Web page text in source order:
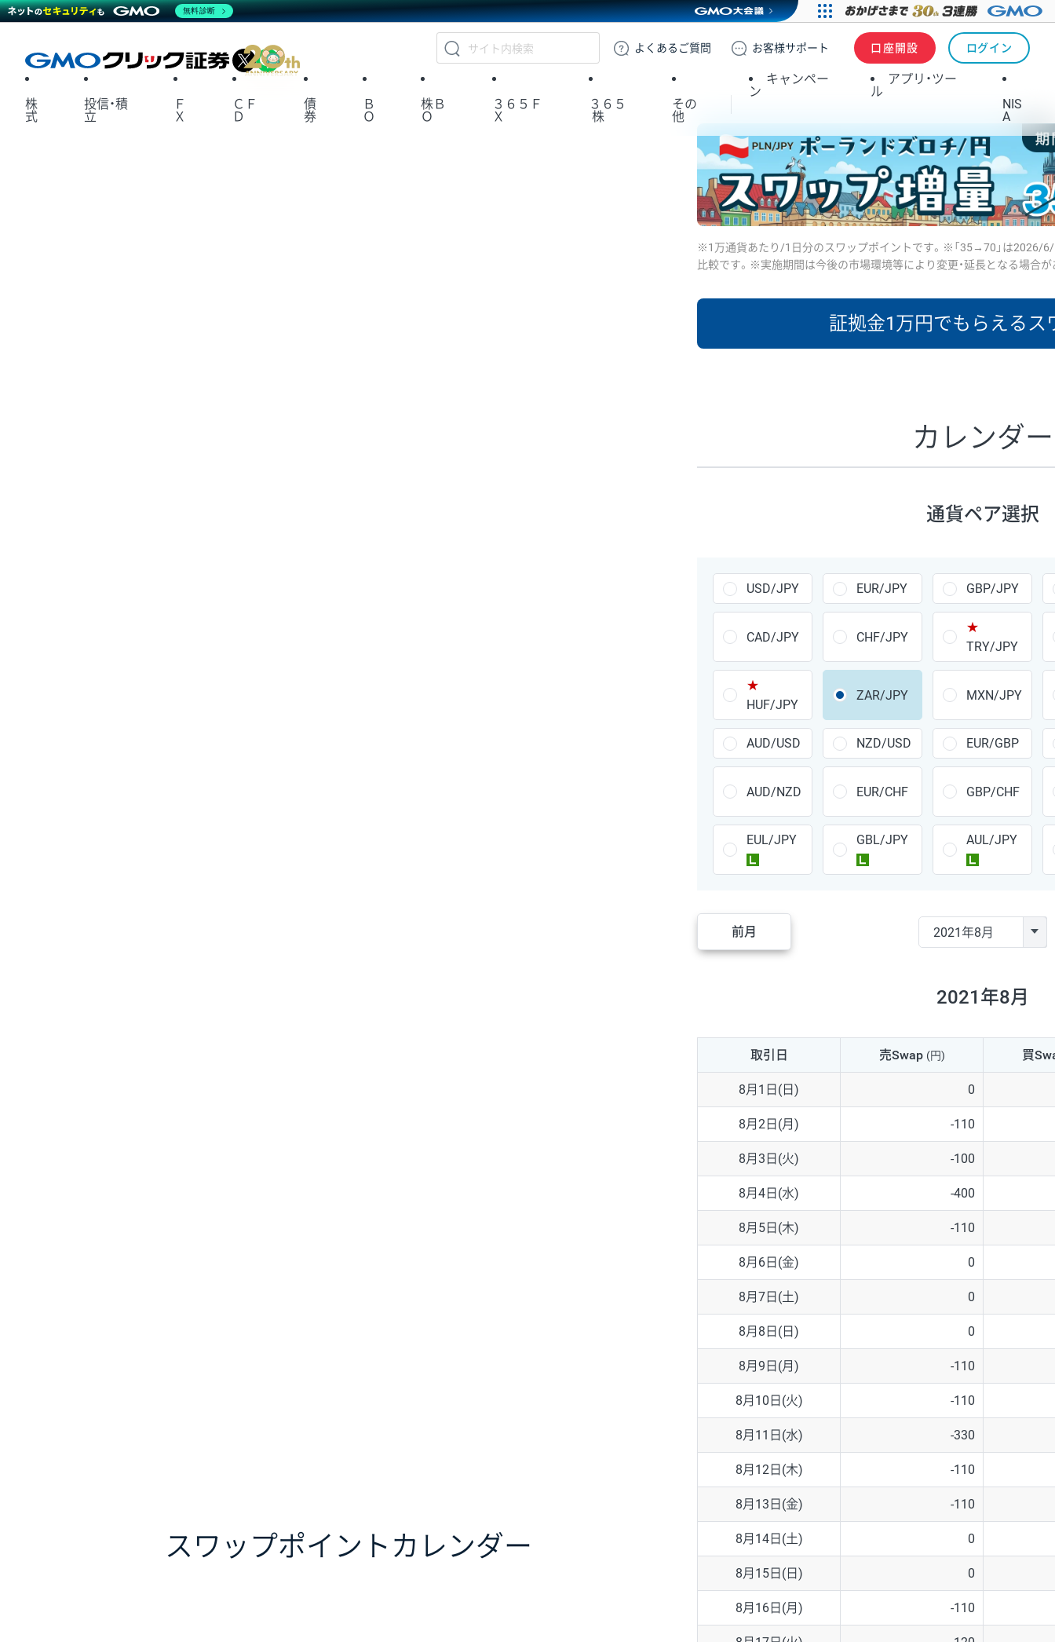
GMOクリック証券
よくある ご質問 お客様サポート 口座開設 ログイン
X
株
式
投信・積
立
Ｆ
Ｘ
ＣＦ
Ｄ
債
券
Ｂ
Ｏ
株Ｂ
Ｏ
３６５Ｆ
Ｘ
３６５
株
その
他
キャンペー
ン
アプリ・ツー
ル
NIS
A
スワップポイント カレンダー
※1万通貨あたり/1日分のスワップポイントです。※「35→70」は2026/6/
比較です。※実施期間は今後の市場環境等により変更・延長となる場合が
証拠金1万円でもらえるス
あたりの
ポイント
GBP/JPY 170円
AUD/JPY 106円
NZD/JPY 28円
CAD/JPY 38円
CHF/JPY 34円
PLN/JPY 35円
HUF/JPY 16円
ZAR/JPY 130円
MXN/JPY 140円
AUD/USD
NZD/USD 41円
EUR/GBP 71円
EUR/AUD 103円
GBP/AUD 43円
AUD/NZD 66円
EUR/CHF 111円
GBP/CHF 220円
USD/CHF 160円
※取引証拠金は同日の当社為替レート（ニューヨーククローズ・MIDレ
※ハンガリーフォリント/円と南アフリカランド/円とメキシコペソ/
カレンダー
通貨ペア選択
USD/JPY EUR/JPY GBP/JPY
CAD/JPY CHF/JPY
★
TRY/JPY
★
HUF/JPY
ZAR/JPY MXN/JPY
AUD/USD NZD/USD EUR/GBP
AUD/NZD EUR/CHF GBP/CHF
EUL/JPY
GBL/JPY
AUL/JPY
前月
2021年8月
取引日 売Swap (円) 買
8月1日(日) 0
8月2日(月) -110
8月3日(火) -100
8月4日(水) -400
8月5日(木) -110
8月6日(金) 0
8月7日(土) 0
8月8日(日) 0
8月9日(月) -110
8月10日(火) -110
8月11日(水) -330
8月12日(木) -110
8月13日(金) -110
8月14日(土) 0
8月15日(日) 0
8月16日(月) -110
無料診断